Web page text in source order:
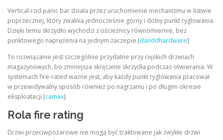
Vertical-rod panic bar działa przez uruchomienie mechanizmu w listwie
poprzecznej, który zwalnia jednocześnie górny i dolny punkt ryglowania.
Dzięki temu skrzydło wychodzi z ościeżnicy równomiernie, bez
punktowego naprężenia na jednym zaczepie.[danddhardware]
To rozwiązanie jest szczególnie przydatne przy ciężkich drzwiach
magazynowych, bo zmniejsza skręcanie skrzydła podczas otwierania. W
systemach fire-rated ważne jest, aby każdy punkt ryglowania pracował
w przewidywalny sposób również po nagrzaniu i po długim okresie
eksploatacji.[camax]
Rola fire rating
Drzwi przeciwpożarowe nie mogą być traktowane jak zwykłe drzwi